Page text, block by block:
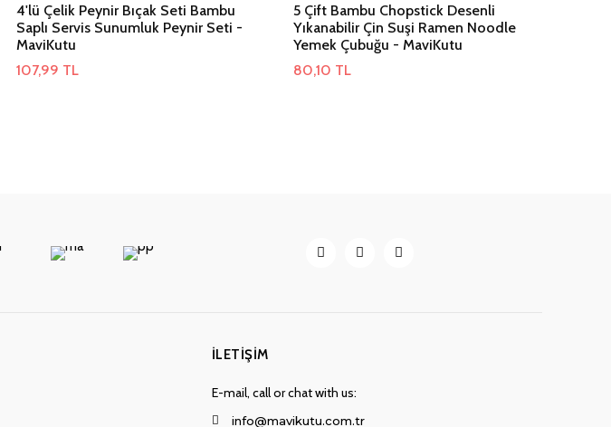
4'lü Çelik Peynir Bıçak Seti Bambu
Saplı Servis Sunumluk Peynir Seti -
MaviKutu
107,99 TL
5 Çift Bambu Chopstick Desenli
Yıkanabilir Çin Suşi Ramen Noodle
Yemek Çubuğu - MaviKutu
80,10 TL
İLETIŞIM
E-mail, call or chat with us:
info@mavikutu.com.tr